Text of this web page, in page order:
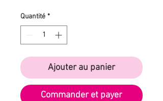
Quantité *
Ajouter au panier
Commander et payer